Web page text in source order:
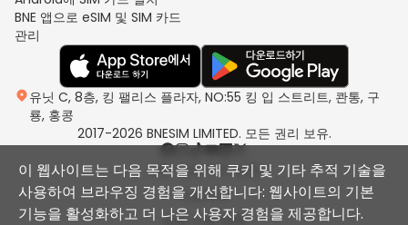
BNE 앱으로 eSIM 및 SIM 카드
관리
유닛 C, 8층, 킹 팰리스 플라자, NO:55 킹 입 스트리트, 콴통, 구
룡, 홍콩
2017-2026 BNESIM LIMITED. 모든 권리 보유.
개인 정보 처리 방침
이용약관
공정 사용 정책
이 웹사이트는 다음 목적을 위해 쿠키 및 기타 추적 기술을
사용하여 브라우징 경험을 개선합니다: 웹사이트의 기본
기능을 활성화하고 더 나은 사용자 경험을 제공합니다.